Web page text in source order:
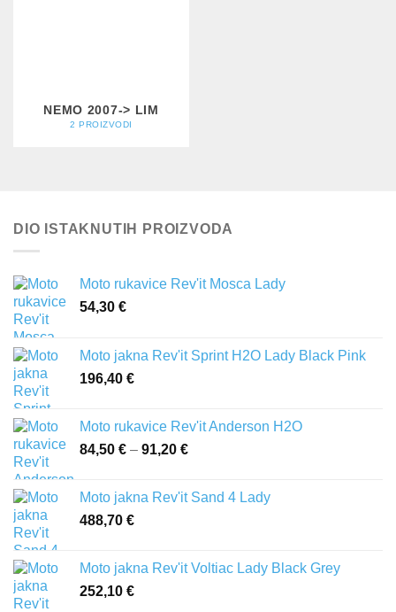
NEMO 2007-> LIM
2 PROIZVODI
DIO ISTAKNUTIH PROIZVODA
Moto rukavice Rev'it Mosca Lady
54,30 €
Moto jakna Rev'it Sprint H2O Lady Black Pink
196,40 €
Moto rukavice Rev'it Anderson H2O
84,50 € – 91,20 €
84,50 €
Moto jakna Rev'it Sand 4 Lady
488,70 €
Moto jakna Rev'it Voltiac Lady Black Grey
252,10 €